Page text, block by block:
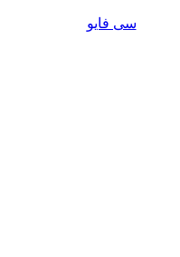
سی فایو